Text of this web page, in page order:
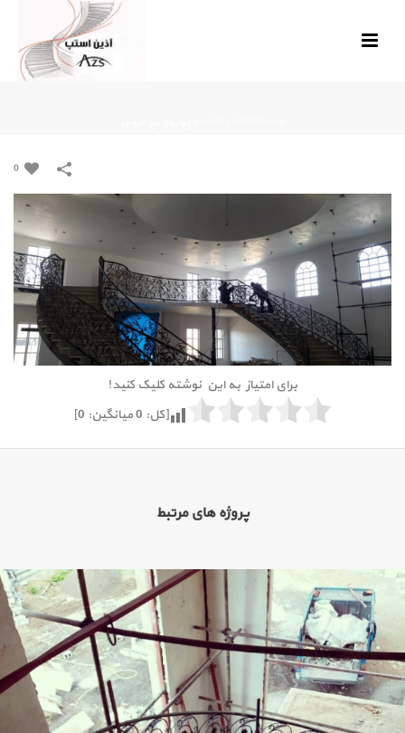
0
برای امتیاز به این نوشته کلیک کنید!
[کل: 0میانگین: 0
]
پروژه های مرتبط